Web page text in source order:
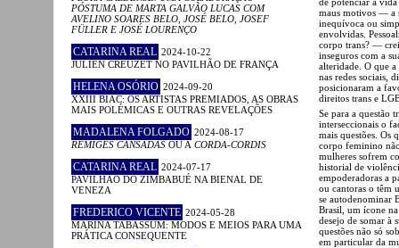
PÓSTUMA DE MARTA GALVÃO LUCAS COM
AVELINO SOARES BELO, JOSÉ BELO, JOSEF
FÜLLER E JOSÉ LOURENÇO
CATARINA REAL 2024-10-22
JULIEN CREUZET NO PAVILHÃO DE FRANÇA
HELENA OSÓRIO 2024-09-20
XXIII BIAC: OS ARTISTAS PREMIADOS, AS OBRAS
MAIS POLÉMICAS E OUTRAS REVELAÇÕES
MADALENA FOLGADO 2024-08-17
RÉMIGES CANSADAS OU A CORDA-CORDIS
CATARINA REAL 2024-07-17
PAVILHÃO DO ZIMBABUÉ NA BIENAL DE
VENEZA
FREDERICO VICENTE 2024-05-28
MARINA TABASSUM: MODOS E MEIOS PARA UMA
PRÁTICA CONSEQUENTE
maus motivos — a
inequívoca ou
envolvidas.
corpo trans? —
inseguros com a
alteridade. O que
nas redes sociais,
posicionaram a
direitos trans e
Se para a questão
interseccionais o
mais questões. Os
corpo feminino
mulheres sofrem
historial de
empoderadoras a
ou cantoras o têm
se autodenominar
Brasil, um ícone
desejo de somar à
questões não só
em particular da